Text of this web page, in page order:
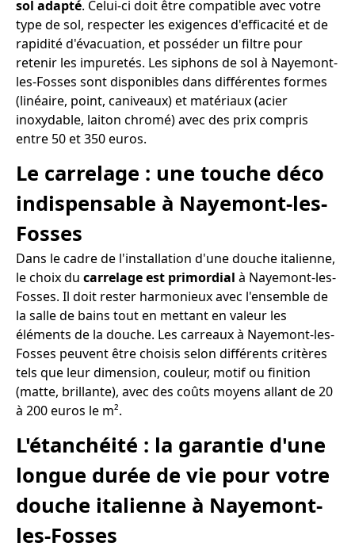
sol adapté. Celui-ci doit être compatible avec votre
type de sol, respecter les exigences d'efficacité et de
rapidité d'évacuation, et posséder un filtre pour
retenir les impuretés. Les siphons de sol à Nayemont-
les-Fosses sont disponibles dans différentes formes
(linéaire, point, caniveaux) et matériaux (acier
inoxydable, laiton chromé) avec des prix compris
entre 50 et 350 euros.
Le carrelage : une touche déco
indispensable à Nayemont-les-
Fosses
Dans le cadre de l'installation d'une douche italienne,
le choix du carrelage est primordial à Nayemont-les-
Fosses. Il doit rester harmonieux avec l'ensemble de
la salle de bains tout en mettant en valeur les
éléments de la douche. Les carreaux à Nayemont-les-
Fosses peuvent être choisis selon différents critères
tels que leur dimension, couleur, motif ou finition
(matte, brillante), avec des coûts moyens allant de 20
à 200 euros le m².
L'étanchéité : la garantie d'une
longue durée de vie pour votre
douche italienne à Nayemont-
les-Fosses